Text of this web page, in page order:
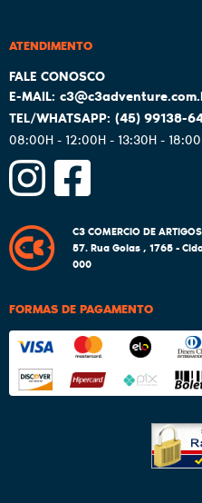
ATENDIMENTO
(45)99138-
08:00H - 12:00H - 13:30H -
C3 COMERCIO DE
57.Rua Goias , 1765-
000
FORMAS DE PAGAMENTO